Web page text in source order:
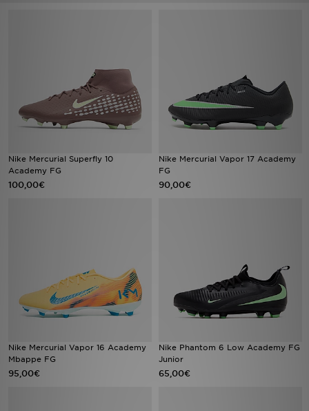
Nike Mercurial Superfly 10
Academy FG
100,00€
Nike Mercurial Vapor 17 Academy
FG
90,00€
Nike Mercurial Vapor 16 Academy
Mbappe FG
95,00€
Nike Phantom 6 Low Academy FG
Junior
65,00€
Suivre Ma Commande
Service client
Nos Magasins
Télécharge l'Appli